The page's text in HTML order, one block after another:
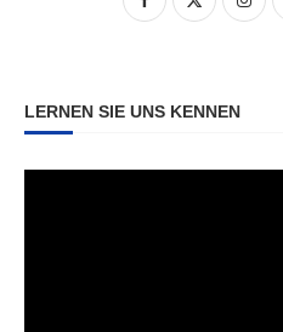
LERNEN SIE UNS KENNEN